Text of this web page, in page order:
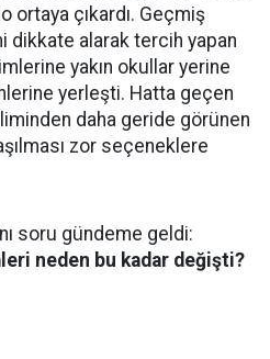
ortaya çıkardı. Geçmiş
dikkate alarak tercih yapan
yakın okullar yerine
yerleşti. Hatta geçen
daha geride görünen
zor seçeneklere
soru gündeme geldi:
neden bu kadar değişti?